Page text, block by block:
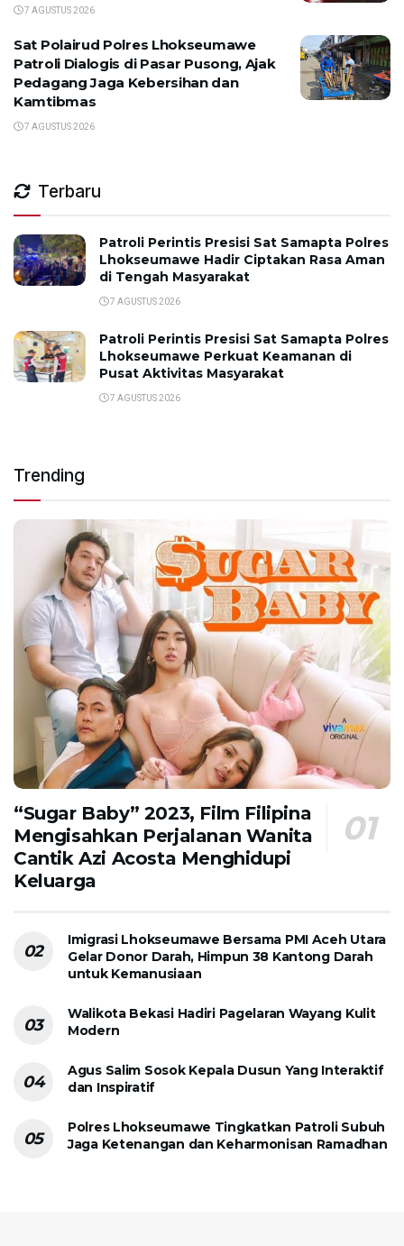
7 AGUSTUS 2026
Sat Polairud Polres Lhokseumawe
Patroli Dialogis di Pasar Pusong, Ajak
Pedagang Jaga Kebersihan dan
Kamtibmas
7 AGUSTUS 2026
Terbaru
Patroli Perintis Presisi Sat Samapta Polres
Lhokseumawe Hadir Ciptakan Rasa Aman
di Tengah Masyarakat
7 AGUSTUS 2026
Patroli Perintis Presisi Sat Samapta Polres
Lhokseumawe Perkuat Keamanan di
Pusat Aktivitas Masyarakat
7 AGUSTUS 2026
Trending
“Sugar Baby” 2023, Film Filipina
Mengisahkan Perjalanan Wanita
Cantik Azi Acosta Menghidupi
Keluarga
Imigrasi Lhokseumawe Bersama PMI Aceh Utara
Gelar Donor Darah, Himpun 38 Kantong Darah
untuk Kemanusiaan
Walikota Bekasi Hadiri Pagelaran Wayang Kulit
Modern
Agus Salim Sosok Kepala Dusun Yang Interaktif
dan Inspiratif
Polres Lhokseumawe Tingkatkan Patroli Subuh
Jaga Ketenangan dan Keharmonisan Ramadhan